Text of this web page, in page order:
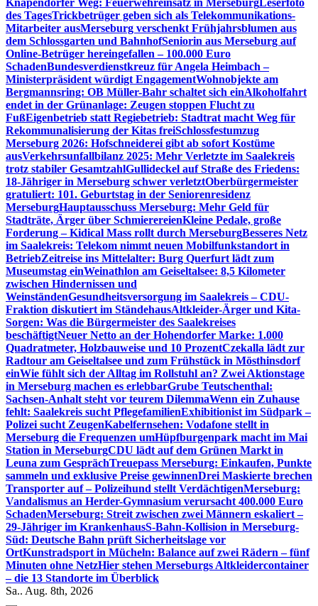
Knapendorfer Weg: Feuerwehreinsatz in MerseburgLeserfoto
des TagesTrickbetrüger geben sich als Telekommunikations-
Mitarbeiter ausMerseburg verschenkt Frühjahrsblumen aus
dem Schlossgarten und BahnhofSeniorin aus Merseburg auf
Online-Betrüger hereingefallen – 100.000 Euro
SchadenBundesverdienstkreuz für Angela Heimbach –
Ministerpräsident würdigt EngagementWohnobjekte am
Bergmannsring: OB Müller-Bahr schaltet sich einAlkoholfahrt
endet in der Grünanlage: Zeugen stoppen Flucht zu
FußEigenbetrieb statt Regiebetrieb: Stadtrat macht Weg für
Rekommunalisierung der Kitas freiSchlossfestumzug
Merseburg 2026: Hofschneiderei gibt ab sofort Kostüme
ausVerkehrsunfallbilanz 2025: Mehr Verletzte im Saalekreis
trotz stabiler GesamtzahlGullideckel auf Straße des Friedens:
18-Jähriger in Merseburg schwer verletztOberbürgermeister
gratuliert: 101. Geburtstag in der Seniorenresidenz
MerseburgHauptausschuss Merseburg: Mehr Geld für
Stadträte, Ärger über SchmierereienKleine Pedale, große
Forderung – Kidical Mass rollt durch MerseburgBesseres Netz
im Saalekreis: Telekom nimmt neuen Mobilfunkstandort in
BetriebZeitreise ins Mittelalter: Burg Querfurt lädt zum
Museumstag einWeinathlon am Geiseltalsee: 8,5 Kilometer
zwischen Hindernissen und
WeinständenGesundheitsversorgung im Saalekreis – CDU-
Fraktion diskutiert im StändehausAltkleider-Ärger und Kita-
Sorgen: Was die Bürgermeister des Saalekreises
beschäftigtNeuer Netto an der Hohendorfer Marke: 1.000
Quadratmeter, Holzbauweise und 10 ProzentCzekalla lädt zur
Radtour am Geiseltalsee und zum Frühstück in Mösthinsdorf
einWie fühlt sich der Alltag im Rollstuhl an? Zwei Aktionstage
in Merseburg machen es erlebbarGrube Teutschenthal:
Sachsen-Anhalt steht vor teurem DilemmaWenn ein Zuhause
fehlt: Saalekreis sucht PflegefamilienExhibitionist im Südpark –
Polizei sucht ZeugenKabelfernsehen: Vodafone stellt in
Merseburg die Frequenzen umHüpfburgenpark macht im Mai
Station in MerseburgCDU lädt auf dem Grünen Markt in
Leuna zum GesprächTreuepass Merseburg: Einkaufen, Punkte
sammeln und exklusive Preise gewinnenDrei Maskierte brechen
Transporter auf – Polizeihund stellt VerdächtigenMerseburg:
Vandalismus an Herder-Gymnasium verursacht 400.000 Euro
SchadenMerseburg: Streit zwischen zwei Männern eskaliert –
29-Jähriger im KrankenhausS-Bahn-Kollision in Merseburg-
Süd: Deutsche Bahn prüft Sicherheitslage vor
OrtKunstradsport in Mücheln: Balance auf zwei Rädern – fünf
Minuten ohne NetzHier stehen Merseburgs Altkleidercontainer
– die 13 Standorte im Überblick
Sa.. Aug. 8th, 2026